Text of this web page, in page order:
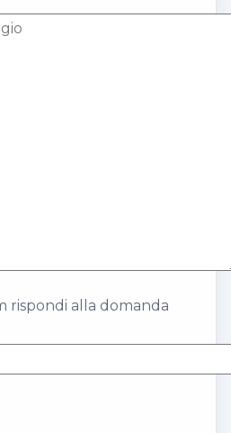
rispondi alla domanda